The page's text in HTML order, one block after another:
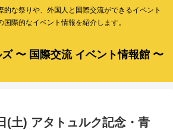
的な祭りや、外国人と国際交流ができるイベント
国際的なイベント情報を紹介します。
〜 国際交流 イベント情報館 〜
(土) アタトュルク記念・青